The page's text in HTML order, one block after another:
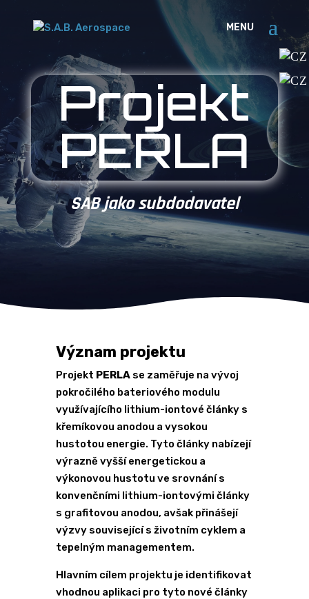
Projekt
PERLA
SAB jako subdodavatel
Význam projektu
Projekt PERLAse zaměřuje na vývoj
pokročilého bateriového modulu
využívajícího lithium-iontové články s
křemíkovou anodou a vysokou
hustotou energie. Tyto články nabízejí
výrazně vyšší energetickou a
výkonovou hustotu ve srovnání s
konvenčními lithium-iontovými články
s grafitovou anodou, avšak přinášejí
výzvy související s životním cyklem a
tepelným managementem.
Hlavním cílem projektu je identifikovat
vhodnou aplikaci pro tyto nové články